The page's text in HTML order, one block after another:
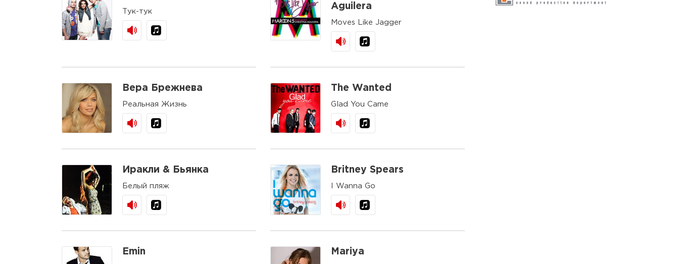
Тук-тук
Aguilera
Moves Like Jagger
Вера Брежнева
Реальная Жизнь
The Wanted
Glad You Came
Иракли & Бьянка
Белый пляж
Britney Spears
I Wanna Go
Emin Mariya